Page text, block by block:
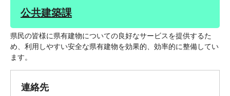
公共建築課
県民の皆様に県有建物についての良好なサービスを提供するた
め、利用しやすい安全な県有建物を効果的、効率的に整備してい
ます。
連絡先